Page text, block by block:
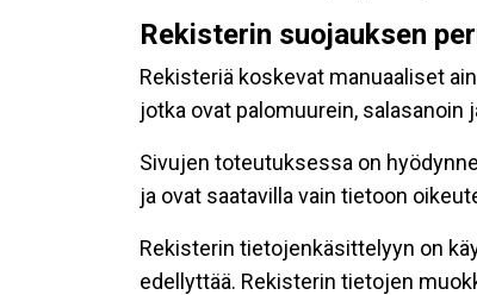
Rekisterin suojauksen
Rekisteriä koskevat manuaaliset
jotka ovat palomuurein,
Sivujen toteutuksessa on
ja ovat saatavilla vain tietoon
Rekisterin tietojenkäsittelyyn on
edellyttää. Rekisterin tietojen